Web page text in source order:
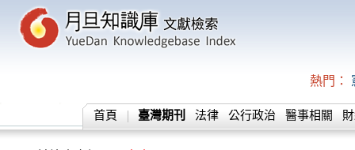
熱門：
首頁 臺灣期刊 法律 公行政治 醫事相關